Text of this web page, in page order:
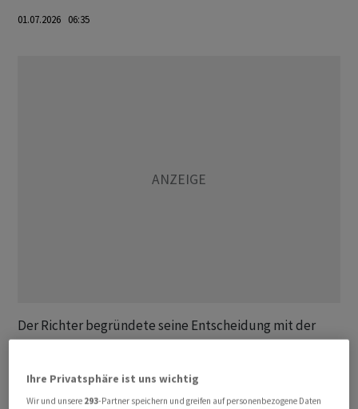
01.07.2026 06:35
Der Richter begründete seine Entscheidung mit der
Bedeutung einer freien Presse und einer informierten
250. Jubiläums der USA nicht aufgegeben werden.
Ihre Privatsphäre ist uns wichtig
Wir und unsere 293-Partner speichern und greifen auf personenbezogene Daten